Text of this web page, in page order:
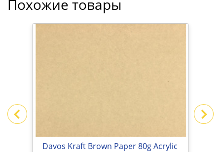
Похожие товары
Davos Kraft Brown Paper 80g Acrylic